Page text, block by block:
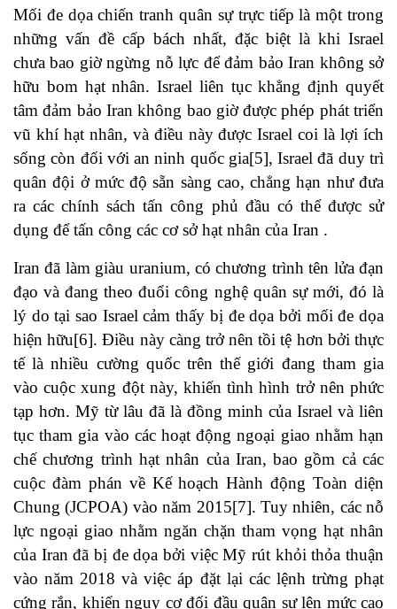
Mối đe dọa chiến tranh quân sự trực tiếp là một trong
những vấn đề cấp bách nhất, đặc biệt là khi Israel
chưa bao giờ ngừng nỗ lực để đảm bảo Iran không sở
hữu bom hạt nhân. Israel liên tục khẳng định quyết
tâm đảm bảo Iran không bao giờ được phép phát triển
vũ khí hạt nhân, và điều này được Israel coi là lợi ích
sống còn đối với an ninh quốc gia[5], Israel đã duy trì
quân đội ở mức độ sẵn sàng cao, chẳng hạn như đưa
ra các chính sách tấn công phủ đầu có thể được sử
dụng để tấn công các cơ sở hạt nhân của Iran .
Iran đã làm giàu uranium, có chương trình tên lửa đạn
đạo và đang theo đuổi công nghệ quân sự mới, đó là
lý do tại sao Israel cảm thấy bị đe dọa bởi mối đe dọa
hiện hữu[6]. Điều này càng trở nên tồi tệ hơn bởi thực
tế là nhiều cường quốc trên thế giới đang tham gia
vào cuộc xung đột này, khiến tình hình trở nên phức
tạp hơn. Mỹ từ lâu đã là đồng minh của Israel và liên
tục tham gia vào các hoạt động ngoại giao nhằm hạn
chế chương trình hạt nhân của Iran, bao gồm cả các
cuộc đàm phán về Kế hoạch Hành động Toàn diện
Chung (JCPOA) vào năm 2015[7]. Tuy nhiên, các nỗ
lực ngoại giao nhằm ngăn chặn tham vọng hạt nhân
của Iran đã bị đe dọa bởi việc Mỹ rút khỏi thỏa thuận
vào năm 2018 và việc áp đặt lại các lệnh trừng phạt
cứng rắn, khiến nguy cơ đối đầu quân sự lên mức cao